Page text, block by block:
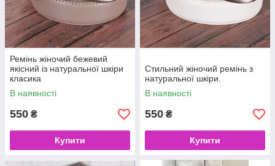
Ремінь жіночий бежевий
якісний із натуральної шкіри
класика
В наявності
550 ₴
Купити
Стильний жіночий ремінь з
натуральної шкіри.
В наявності
550 ₴
Купити